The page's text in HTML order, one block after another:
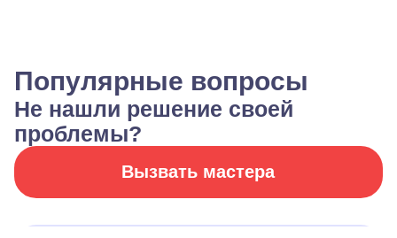
Популярные вопросы
Не нашли решение своей
проблемы?
Вызвать мастера